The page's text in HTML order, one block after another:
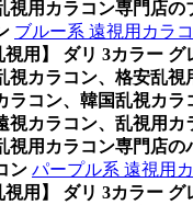
視用カラコン専門店の
ブルー系 遠視用カラ
視用】 ダリ 3カラー
視カラコン、格安乱視
ラコン、韓国乱視カラ
視カラコン、乱視用カ
視用カラコン専門店の
ン パープル系 遠視用
視用】 ダリ 3カラー